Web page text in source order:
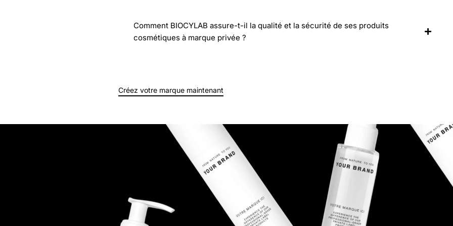
Comment BIOCYLAB assure-t-il la qualité et la sécurité de ses produits
cosmétiques à marque privée ?
Créez votre marque maintenant